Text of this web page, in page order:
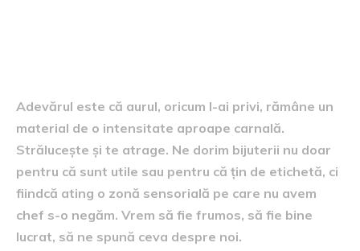
Adevărul este că aurul, oricum l-ai privi, rămâne un
material de o intensitate aproape carnală.
Strălucește și te atrage. Ne dorim bijuterii nu doar
pentru că sunt utile sau pentru că țin de etichetă, ci
fiindcă ating o zonă sensorială pe care nu avem
chef s-o negăm. Vrem să fie frumos, să fie bine
lucrat, să ne spună ceva despre noi.